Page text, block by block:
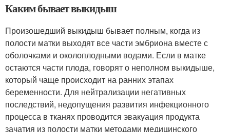
Каким бывает выкидыш
Произошедший выкидыш бывает полным, когда из
полости матки выходят все части эмбриона вместе с
оболочками и околоплодными водами. Если в матке
остаются части плода, говорят о неполном выкидыше,
который чаще происходит на ранних этапах
беременности. Для нейтрализации негативных
последствий, недопущения развития инфекционного
процесса в тканях проводится эвакуация продукта
зачатия из полости матки методами медицинского